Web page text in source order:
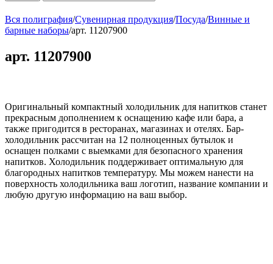
Вся полиграфия/Сувенирная продукция/Посуда/Винные и
барные наборы/арт. 11207900
арт. 11207900
Оригинальный компактный холодильник для напитков станет
прекрасным дополнением к оснащению кафе или бара, а
также пригодится в ресторанах, магазинах и отелях. Бар-
холодильник рассчитан на 12 полноценных бутылок и
оснащен полками с выемками для безопасного хранения
напитков. Холодильник поддерживает оптимальную для
благородных напитков температуру. Мы можем нанести на
поверхность холодильника ваш логотип, название компании и
любую другую информацию на ваш выбор.